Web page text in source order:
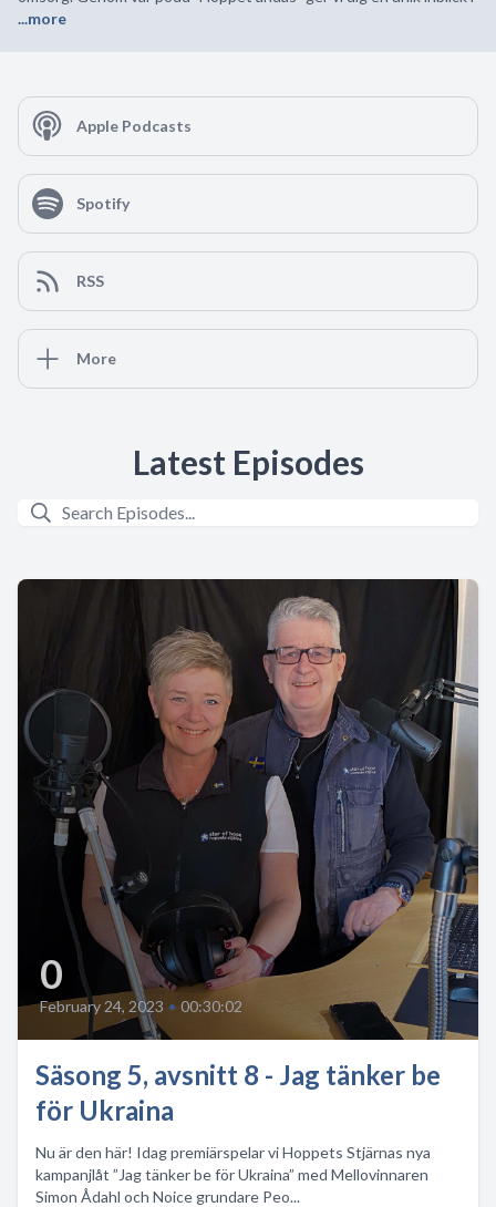
...more
Apple Podcasts
Spotify
RSS
More
Latest Episodes
0
February 24, 2023 • 00:30:02
Säsong 5, avsnitt 8 - Jag tänker be
för Ukraina
Nu är den här! Idag premiärspelar vi Hoppets Stjärnas nya
kampanjlåt ”Jag tänker be för Ukraina” med Mellovinnaren
Simon Ådahl och Noice grundare Peo...